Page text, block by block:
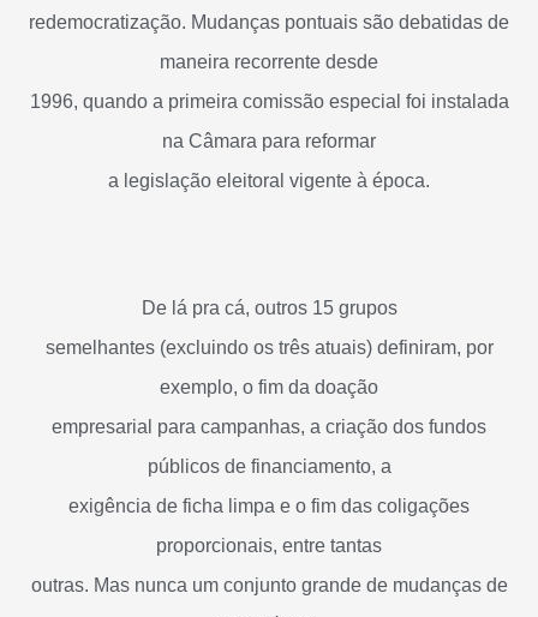
redemocratização. Mudanças pontuais são debatidas de
maneira recorrente desde
1996, quando a primeira comissão especial foi instalada
na Câmara para reformar
a legislação eleitoral vigente à época.
De lá pra cá, outros 15 grupos
semelhantes (excluindo os três atuais) definiram, por
exemplo, o fim da doação
empresarial para campanhas, a criação dos fundos
públicos de financiamento, a
exigência de ficha limpa e o fim das coligações
proporcionais, entre tantas
outras. Mas nunca um conjunto grande de mudanças de